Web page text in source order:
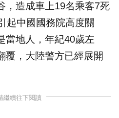
，造成車上19名乘客7死
起中國國務院高度關
當地人，年紀40歲左
覆，大陸警方已經展開
繼續往下閱讀